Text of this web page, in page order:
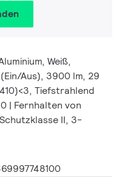
Weiß,
Aus), 3900 lm, 29
Tiefstrahlend
| Fernhalten von
II, 3-